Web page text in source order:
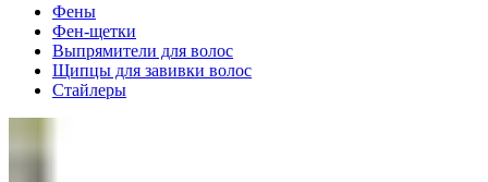
Фены
Фен-щетки
Выпрямители для волос
Щипцы для завивки волос
Стайлеры